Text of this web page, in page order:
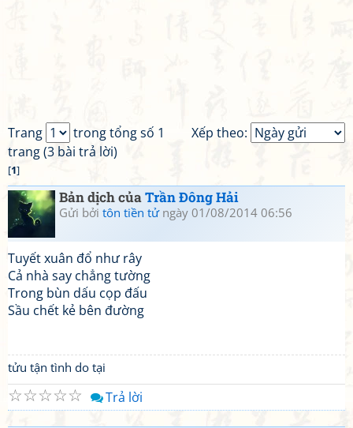
Xếp theo:
Trang
trong tổng số 1
trang (3 bài trả lời)
[1]
Bản dịch củaTrần Đông Hải
Gửi bởi tôn tiền tửngày 01/08/2014 06:56
Tuyết xuân đổ như rây
Cả nhà say chẳng tường
Trong bùn dấu cọp đấu
Sầu chết kẻ bên đường
tửu tận tình do tại
☆
☆
☆
☆
☆ Trả lời